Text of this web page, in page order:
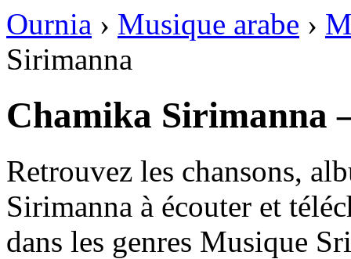
Ournia › Musique arabe ›
Sirimanna
Retrouvez les chansons,
Sirimanna à écouter et
dans les genres Musique